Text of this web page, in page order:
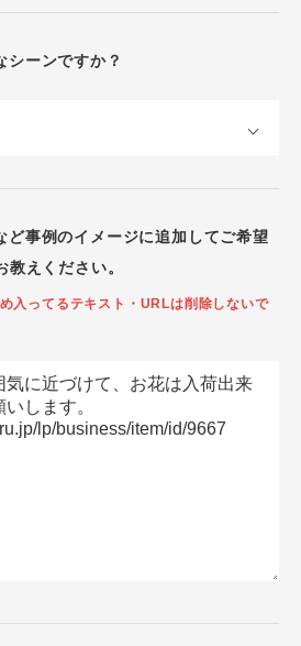
シーンですか？
ど事例のイメージに追加してご希望
えください。
入ってるテキスト・URLは削除しないで